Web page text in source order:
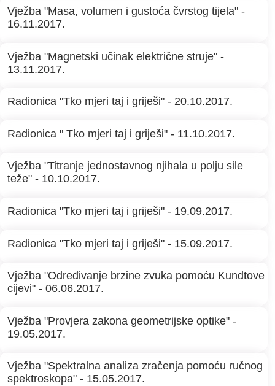
Vježba "Masa, volumen i gustoća čvrstog tijela" -
16.11.2017.
Vježba "Magnetski učinak električne struje" -
13.11.2017.
Radionica "Tko mjeri taj i griješi" - 20.10.2017.
Radionica " Tko mjeri taj i griješi" - 11.10.2017.
Vježba "Titranje jednostavnog njihala u polju sile
teže" - 10.10.2017.
Radionica "Tko mjeri taj i griješi" - 19.09.2017.
Radionica "Tko mjeri taj i griješi" - 15.09.2017.
Vježba "Određivanje brzine zvuka pomoću Kundtove
cijevi" - 06.06.2017.
Vježba "Provjera zakona geometrijske optike" -
19.05.2017.
Vježba "Spektralna analiza zračenja pomoću ručnog
spektroskopa" - 15.05.2017.